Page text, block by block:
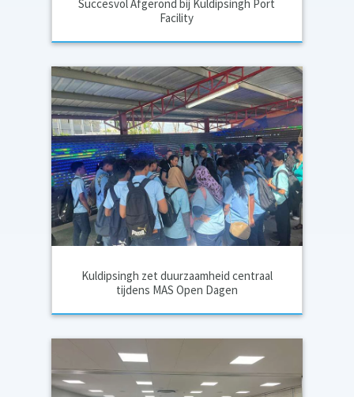
Succesvol Afgerond bij Kuldipsingh Port
Facility
Kuldipsingh zet duurzaamheid centraal
tijdens MAS Open Dagen